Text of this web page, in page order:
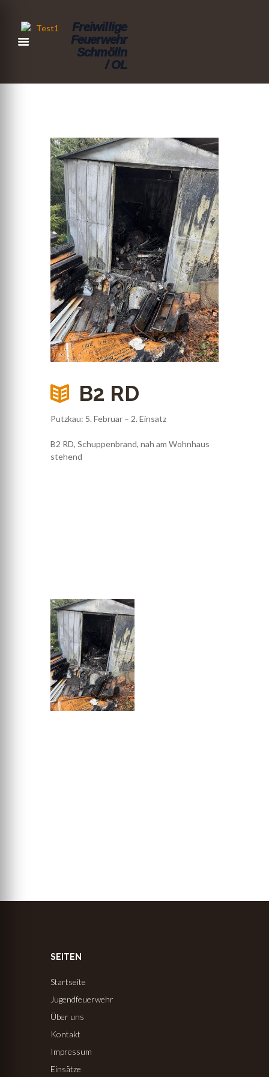
Freiwillige
Feuerwehr
Schmölln
/ OL
B2 RD
Putzkau: 5. Februar – 2. Einsatz
B2 RD, Schuppenbrand, nah am Wohnhaus
stehend
SEITEN
Startseite
Jugendfeuerwehr
Über uns
Kontakt
Impressum
Einsätze